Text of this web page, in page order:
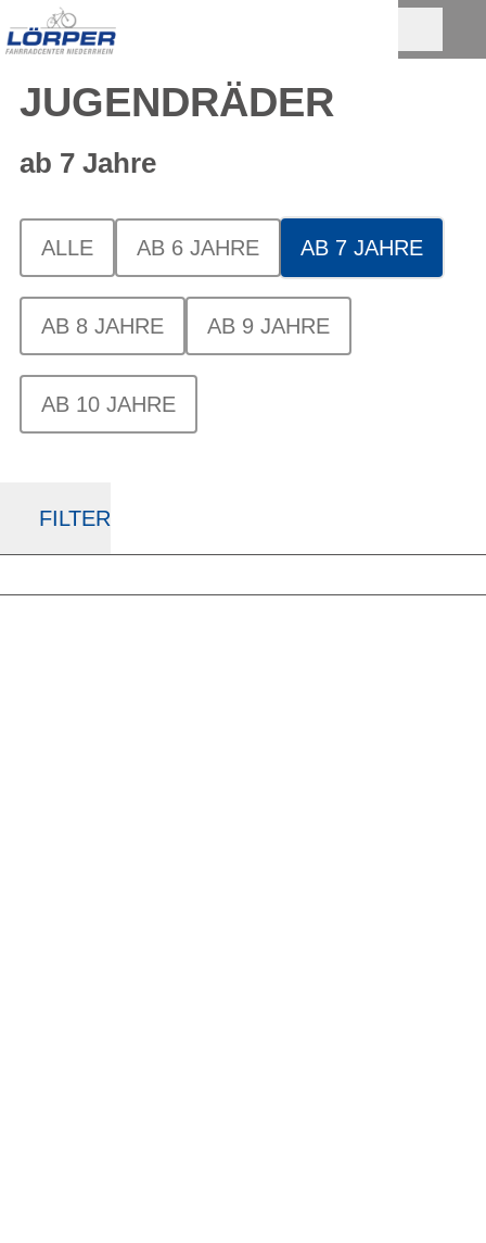
JUGENDRÄDER
ab 7 Jahre
ALLE AB 6 JAHRE AB 7 JAHRE
AB 8 JAHRE AB 9 JAHRE
AB 10 JAHRE
FILTER